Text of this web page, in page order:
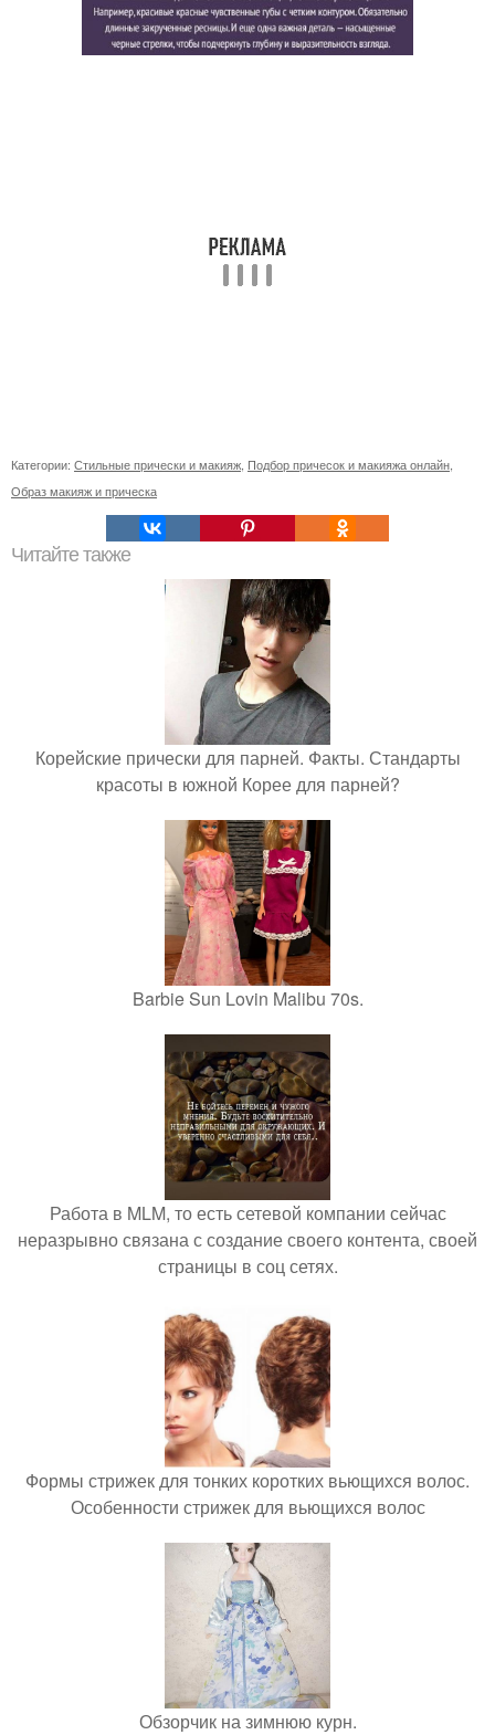
Категории: Стильные прически и макияж Подбор причесок и макияжа онлайн
Образ макияж и прическа
Читайте также
Корейские прически для парней. Факты. Стандарты
красоты в южной Корее для парней?
Barbie Sun Lovin Malibu 70s.
Работа в MLM, то есть сетевой компании сейчас
неразрывно связана с создание своего контента, своей
страницы в соц сетях.
Формы стрижек для тонких коротких вьющихся волос.
Особенности стрижек для вьющихся волос
Обзорчик на зимнюю курн.